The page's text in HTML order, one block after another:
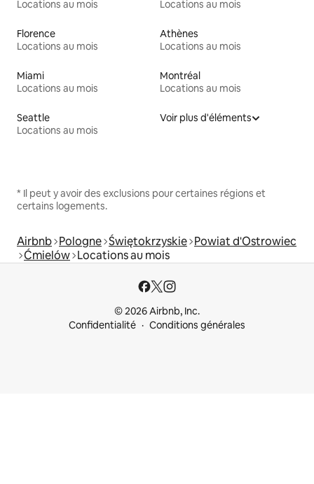
Locations au mois
Locations au mois
Florence
Locations au mois
Athènes
Locations au mois
Miami
Locations au mois
Montréal
Locations au mois
Seattle
Locations au mois
Voir plus d'éléments
* Il peut y avoir des exclusions pour certaines régions et
certains logements.
Airbnb Pologne Świętokrzyskie Powiat d'Ostrowiec
Ćmielów Locations au mois
© 2026 Airbnb, Inc.
Confidentialité
Conditions générales